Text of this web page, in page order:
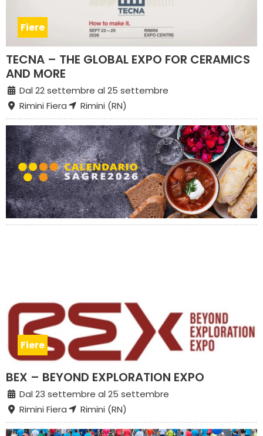
Fiere
TECNA – THE GLOBAL EXPO FOR CERAMICS
AND MORE
Dal 22 settembre al 25 settembre
Rimini Fiera
Rimini (RN)
Fiere
BEX – BEYOND EXPLORATION EXPO
Dal 23 settembre al 25 settembre
Rimini Fiera
Rimini (RN)